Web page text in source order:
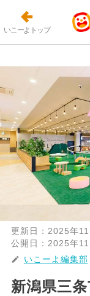
いこーよトップ
更新日： 2025年11
公開日： 2025年11
いこーよ編集部
新潟県三